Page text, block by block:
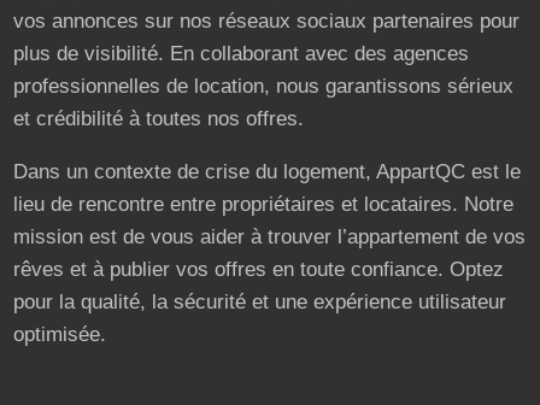
vos annonces sur nos réseaux sociaux partenaires pour
plus de visibilité. En collaborant avec des agences
professionnelles de location, nous garantissons sérieux
et crédibilité à toutes nos offres.
Dans un contexte de crise du logement, AppartQC est le
lieu de rencontre entre propriétaires et locataires. Notre
mission est de vous aider à trouver l’appartement de vos
rêves et à publier vos offres en toute confiance. Optez
pour la qualité, la sécurité et une expérience utilisateur
optimisée.